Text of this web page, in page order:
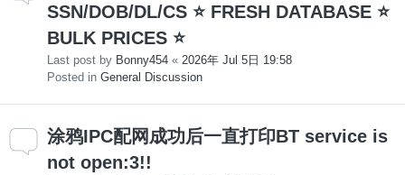
SSN/DOB/DL/CS ⭐ FRESH DATABASE ⭐
BULK PRICES ⭐
Last post by Bonny454 « 2026年 Jul 5日 19:58
Posted in General Discussion
涂鸦IPC配网成功后一直打印BT service is
not open:3!!